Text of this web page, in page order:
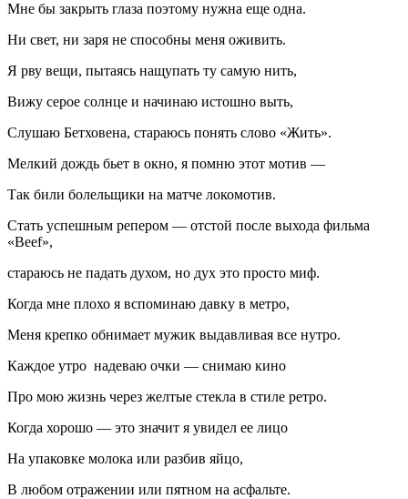
Мне бы закрыть глаза поэтому нужна еще одна.
Ни свет, ни заря не способны меня оживить.
Я рву вещи, пытаясь нащупать ту самую нить,
Вижу серое солнце и начинаю истошно выть,
Слушаю Бетховена, стараюсь понять слово «Жить».
Мелкий дождь бьет в окно, я помню этот мотив —
Так били болельщики на матче локомотив.
Стать успешным репером — отстой после выхода фильма
«Beef»,
стараюсь не падать духом, но дух это просто миф.
Когда мне плохо я вспоминаю давку в метро,
Меня крепко обнимает мужик выдавливая все нутро.
Каждое утро надеваю очки — снимаю кино
Про мою жизнь через желтые стекла в стиле ретро.
Когда хорошо — это значит я увидел ее лицо
На упаковке молока или разбив яйцо,
В любом отражении или пятном на асфальте.